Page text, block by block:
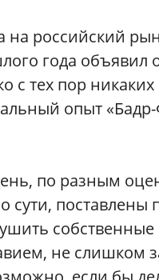
на российский
года объявил
с тех пор
опыт
по разным
поставлены
не слишком